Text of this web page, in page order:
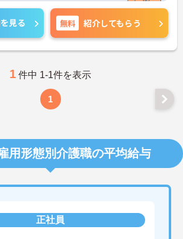
見る 無料 紹介してもらう
1 件中 1-1件を表示
1
用形態別介護職の平均給与
正社員